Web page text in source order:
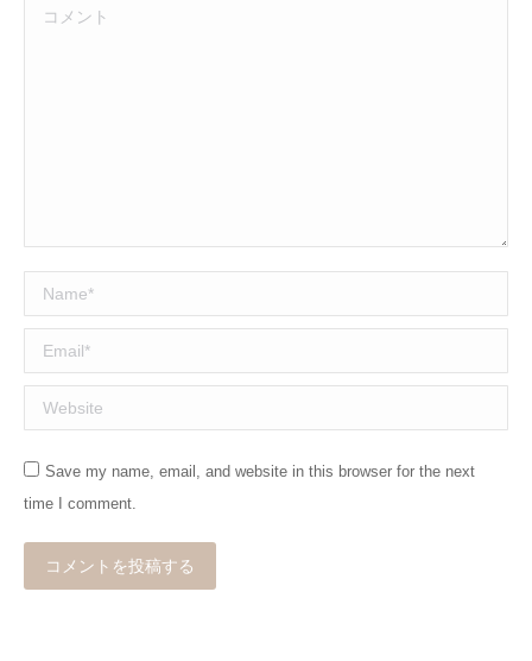
コメント
Name *
Email *
Website
Save my name, email, and website in this browser for the next
time I comment.
コメントを投稿する